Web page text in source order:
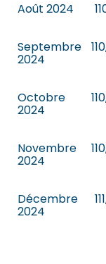
Août 2024
Septembre
2024
Octobre
2024
Novembre
2024
Décembre
2024